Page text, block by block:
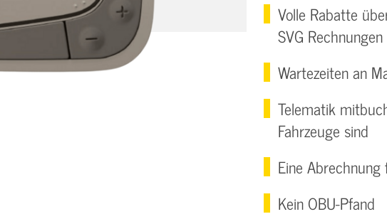
Volle Rabatte
SVG
Wartezeiten an
Telematik
Fahrzeuge sind
Eine
Kein OBU-Pfand